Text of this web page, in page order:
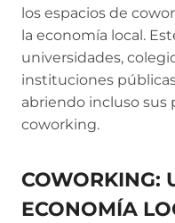
los espacios de
la economía local.
universidades,
instituciones
abriendo incluso sus
coworking.
COWORKING:
ECONOMÍA